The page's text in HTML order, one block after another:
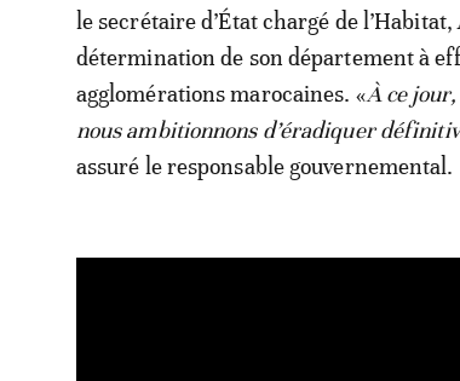
le secrétaire d’État chargé de
détermination de son département à
agglomérations marocaines. «À ce
nous ambitionnons d’éradiquer
assuré le responsable gouvernemental.